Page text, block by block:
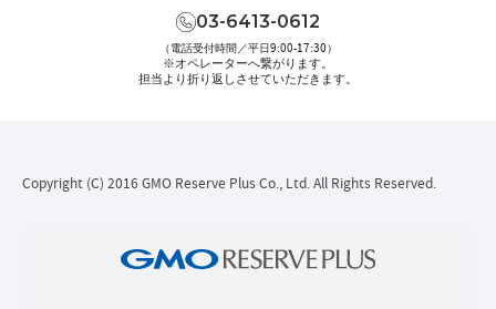
03-6413-0612
（電話受付時間／平日9:00-17:30）
※オペレーターへ繋がります。
担当より折り返しさせていただきます。
Copyright (C) 2016 GMO Reserve Plus Co., Ltd. All Rights Reserved.